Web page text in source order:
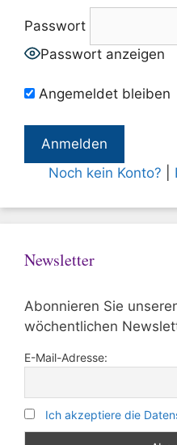
Passwort
Passwort anzeigen
Angemeldet bleiben
Noch kein Konto?
Newsletter
Abonnieren Sie
wöchentlichen
E-Mail-Adresse:
Ich akzeptiere die